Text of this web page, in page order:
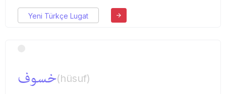
Yeni Türkçe Lugat
خسوف(hüsuf)